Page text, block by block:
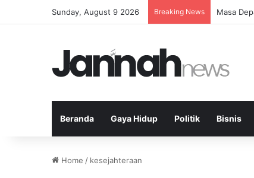
Sunday, August 9 2026 Breaking News Masa
Beranda Gaya Hidup Politik Bisnis
Home / kesejahteraan